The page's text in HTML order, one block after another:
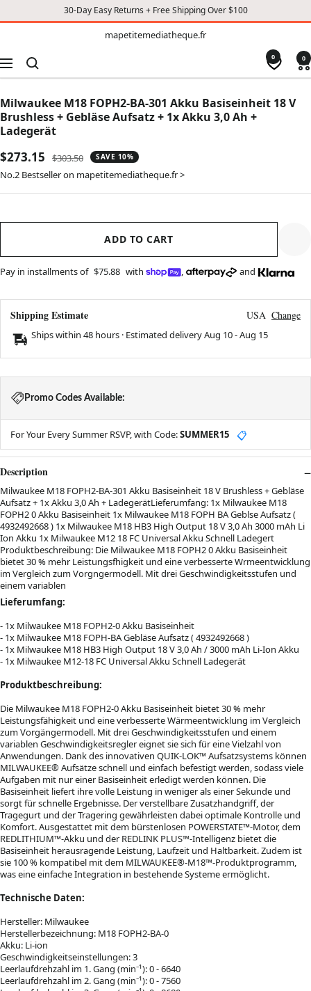
30-Day Easy Returns + Free Shipping Over $100
mapetitemediatheque.fr
Navigation
0 0
Milwaukee M18 FOPH2-­BA-301 Akku Basiseinheit 18 V
Brushless + Gebläse Aufsatz + 1x Akku 3,0 Ah +
Ladegerät
Sale
price
$273.15
Regular
price
$303.50 SAVE 10%
No.2 Bestseller on mapetitemediatheque.fr >
ADD TO CART
Pay in installments of $75.88 with , and
Shipping Estimate USA Change
Ships within 48 hours · Estimated deliveryAug 10-Aug 15
Promo Codes Available:
For Your Every Summer RSVP, with Code:SUMMER15 📋
Description
Milwaukee M18 FOPH2-­BA-301 Akku Basiseinheit 18 V Brushless + Gebläse
Aufsatz + 1x Akku 3,0 Ah + LadegerätLieferumfang: 1x Milwaukee M18
FOPH2 0 Akku Basiseinheit 1x Milwaukee M18 FOPH BA Geblse Aufsatz (
4932492668 ) 1x Milwaukee M18 HB3 High Output 18 V 3,0 Ah 3000 mAh Li
Ion Akku 1x Milwaukee M12 18 FC Universal Akku Schnell Ladegert
Produktbeschreibung: Die Milwaukee M18 FOPH2 0 Akku Basiseinheit
bietet 30 % mehr Leistungsfhigkeit und eine verbesserte Wrmeentwicklung
im Vergleich zum Vorgngermodell. Mit drei Geschwindigkeitsstufen und
einem variablen
Lieferumfang:
- 1x Milwaukee M18 FOPH2-­0 Akku Basiseinheit
- 1x Milwaukee M18 FOPH-­BA Gebläse Aufsatz ( 4932492668 )
- 1x Milwaukee M18 HB3 High Output 18 V 3,0 Ah / 3000 mAh Li-Ion Akku
- 1x Milwaukee M12-18 FC Universal Akku Schnell Ladegerät
Produktbeschreibung:
Die Milwaukee M18 FOPH2-0 Akku Basiseinheit bietet 30 % mehr
Leistungsfähigkeit und eine verbesserte Wärmeentwicklung im Vergleich
zum Vorgängermodell. Mit drei Geschwindigkeitsstufen und einem
variablen Geschwindigkeitsregler eignet sie sich für eine Vielzahl von
Anwendungen. Dank des innovativen QUIK-LOK™ Aufsatzsystems können
MILWAUKEE® Aufsätze schnell und einfach befestigt werden, sodass viele
Aufgaben mit nur einer Basiseinheit erledigt werden können. Die
Basiseinheit liefert ihre volle Leistung in weniger als einer Sekunde und
sorgt für schnelle Ergebnisse. Der verstellbare Zusatzhandgriff, der
Tragegurt und der Tragering gewährleisten dabei optimale Kontrolle und
Komfort. Ausgestattet mit dem bürstenlosen POWERSTATE™-Motor, dem
REDLITHIUM™-Akku und der REDLINK PLUS™-Intelligenz bietet die
Basiseinheit herausragende Leistung, Laufzeit und Haltbarkeit. Zudem ist
sie 100 % kompatibel mit dem MILWAUKEE®-M18™-Produktprogramm,
was eine einfache Integration in bestehende Systeme ermöglicht.
Technische Daten:
Hersteller: Milwaukee
Herstellerbezeichnung: M18 FOPH2-­BA-0
Akku: Li-ion
Geschwindigkeitseinstellungen: 3
Leerlaufdrehzahl im 1. Gang (min⁻¹): 0 - 6640
Leerlaufdrehzahl im 2. Gang (min⁻¹): 0 - 7560